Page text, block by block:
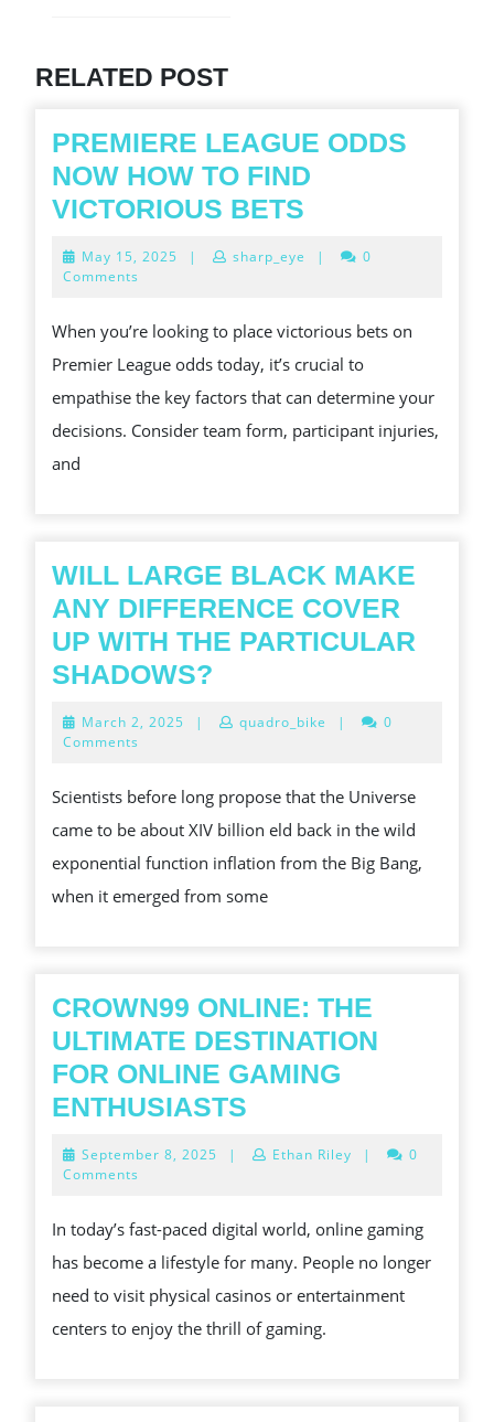
RELATED POST
PREMIERE LEAGUE ODDS
NOW HOW TO FIND
VICTORIOUS BETS
ODDS
HOW
TO
FIND
VICTORIOUS
May 15, 2025 May
| sharp_eye |
0
Comments
When you’re looking to place victorious bets on
Premier League odds today, it’s crucial to
empathise the key factors that can determine your
decisions. Consider team form, participant injuries,
and
WILL LARGE BLACK MAKE
ANY DIFFERENCE COVER
UP WITH THE PARTICULAR
SHADOWS?
BLACK
ANY
DIFFERENCE
COVER
UP
PARTICULAR
SHADOWS?
March 2, 2025 March
| quadro_bike |
0
Comments
Scientists before long propose that the Universe
came to be about XIV billion eld back in the wild
exponential function inflation from the Big Bang,
when it emerged from some
CROWN99 ONLINE: THE
ULTIMATE DESTINATION
FOR ONLINE GAMING
ENTHUSIASTS
DESTINATION
FOR
ONLINE
GAMING
September 8, 2025 September
| Ethan Riley |
0
Comments
In today’s fast-paced digital world, online gaming
has become a lifestyle for many. People no longer
need to visit physical casinos or entertainment
centers to enjoy the thrill of gaming.